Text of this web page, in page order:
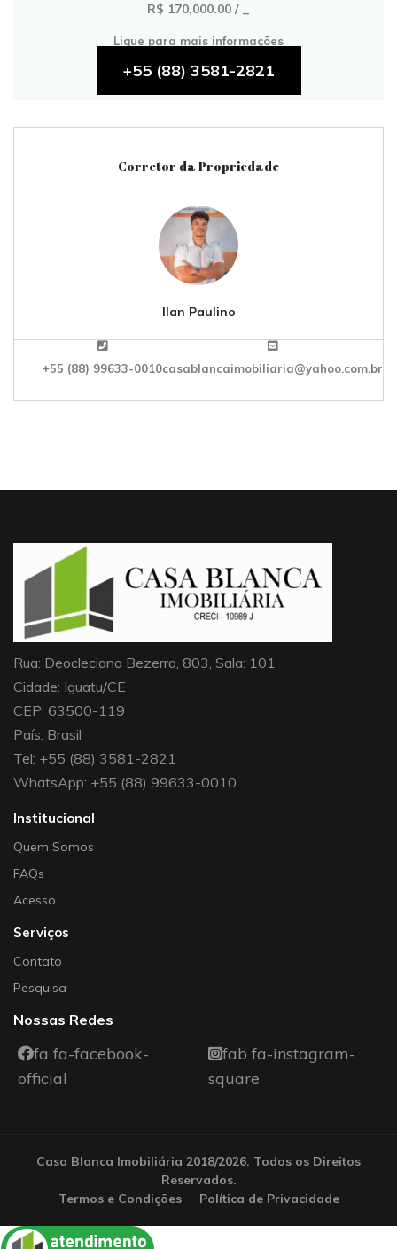
R$ 170,000.00 / _
Ligue para mais informações
+55 (88) 3581-2821
Corretor da Propriedade
Ilan Paulino
+55 (88) 99633-0010casablancaimobiliaria@yahoo.com.br
Rua: Deocleciano Bezerra, 803, Sala: 101
Cidade: Iguatu/CE
CEP: 63500-119
País: Brasil
Tel: +55 (88) 3581-2821
WhatsApp: +55 (88) 99633-0010
Institucional
Quem Somos
FAQs
Acesso
Serviços
Contato
Pesquisa
Nossas Redes
fa fa-facebook-
official
fab fa-instagram-
square
Casa Blanca Imobiliária 2018/2026. Todos os Direitos
Reservados.
Termos e Condições
Política de Privacidade